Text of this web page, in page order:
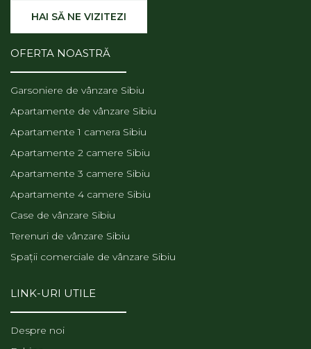
HAI SĂ NE VIZITEZI
OFERTA NOASTRĂ
Garsoniere de vânzare Sibiu
Apartamente de vânzare Sibiu
Apartamente 1 camera Sibiu
Apartamente 2 camere Sibiu
Apartamente 3 camere Sibiu
Apartamente 4 camere Sibiu
Case de vânzare Sibiu
Terenuri de vânzare Sibiu
Spații comerciale de vânzare Sibiu
LINK-URI UTILE
Despre noi